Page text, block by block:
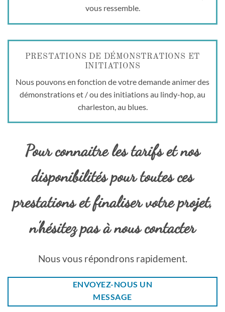
vous ressemble.
PRESTATIONS DE DÉMONSTRATIONS ET
INITIATIONS
Nous pouvons en fonction de votre demande animer des
démonstrations et / ou des initiations au lindy-hop, au
charleston, au blues.
Pour connaitre les tarifs et nos
disponibilités pour toutes ces
prestations et finaliser votre projet,
n’hésitez pas à nous contacter
Nous vous répondrons rapidement.
ENVOYEZ-NOUS UN
MESSAGE